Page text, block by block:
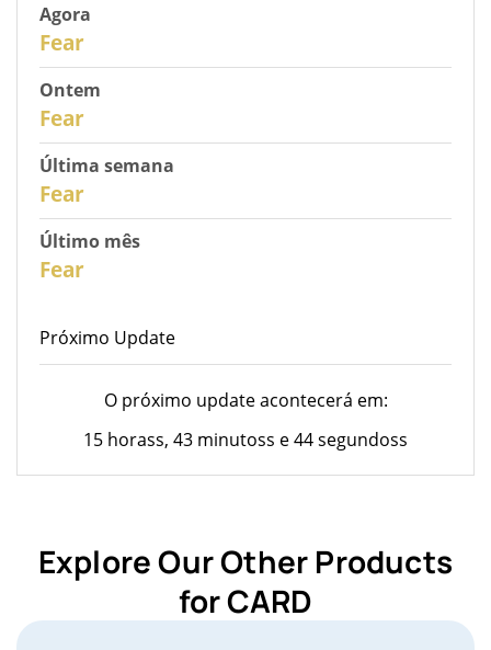
Agora
Fear
Ontem
Fear
Última semana
Fear
Último mês
Fear
Próximo Update
O próximo update acontecerá em:
15 horass, 43 minutoss e 44 segundoss
Explore Our Other Products
for CARD